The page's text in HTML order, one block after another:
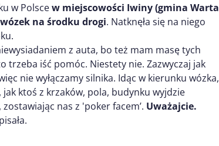
w Polscew miejscowości Iwiny (gmina Warta
na środku drogi. Natknęła się na niego
z auta, bo też mam masę tych
trzeba iść pomóc. Niestety nie. Zazwyczaj jak
nie wyłączamy silnika. Idąc w kierunku wózka,
ktoś z krzaków, pola, budynku wyjdzie
nas z 'poker facem’. Uważajcie.